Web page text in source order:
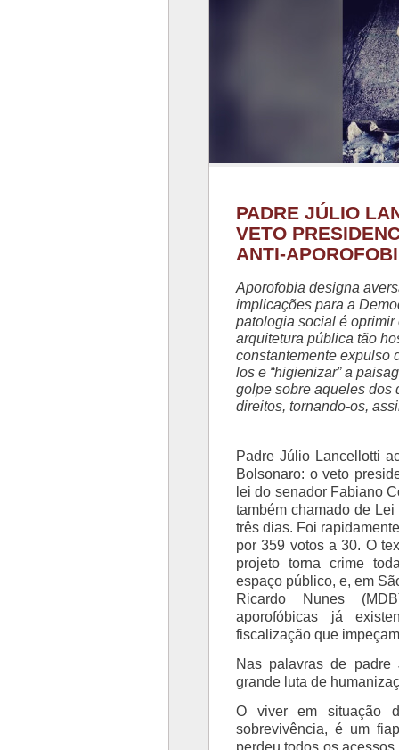
PADRE JÚLIO
VETO
ANTI-
Aporofobia designa
implicações para a
patologia social é oprimir
arquitetura pública tão
constantemente expulso
los e “higienizar” a
golpe sobre aqueles dos
direitos, tornando-os,
Padre Júlio Lancellotti
Bolsonaro: o veto
lei do senador Fabiano
também chamado de
três dias. Foi
por 359 votos a 30. O
projeto torna crime
espaço público, e, em
Ricardo Nunes
aporofóbicas já
fiscalização que
Nas palavras de padre
grande luta de
O viver em situação
sobrevivência, é um
perdeu todos os